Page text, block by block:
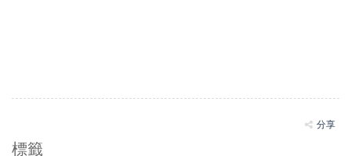
分享
標籤